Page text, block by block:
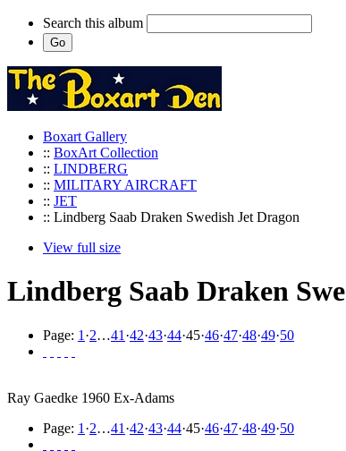
Search this album
Boxart Gallery
:: BoxArt Collection
:: LINDBERG
:: MILITARY AIRCRAFT
:: JET
:: Lindberg Saab Draken Swedish Jet Dragon
View full size
Lindberg Saab Draken
Page: 1 ·2…41 ·42·43·44·45·46·47·48·49·50
Ray Gaedke 1960 Ex-Adams
Page: 1 ·2…41 ·42·43·44·45·46·47·48·49·50